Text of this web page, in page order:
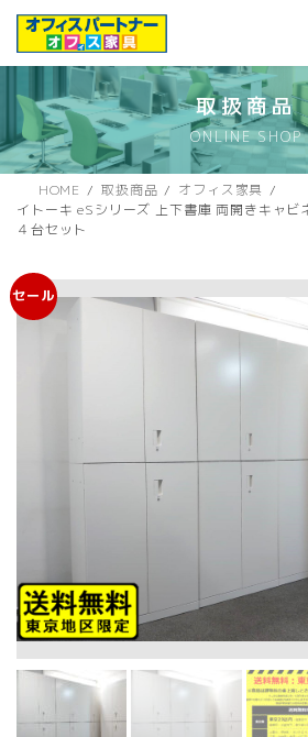
ス
キ
ン
に
取扱商品
ONLINE SHOP
HOME 取扱商品
オフィス家具
イトーキ eSシリーズ 上下書庫 両開きキャ
４台セット
セール